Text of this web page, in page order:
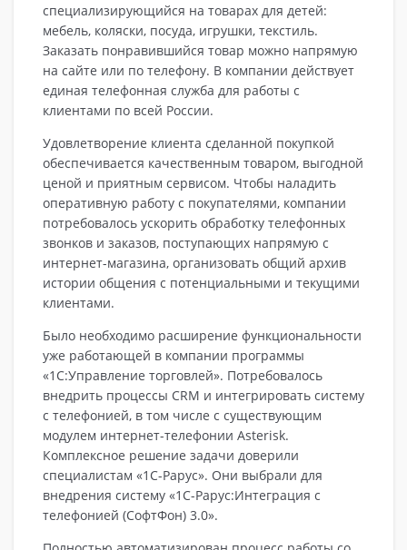
специализирующийся на товарах для детей:
мебель, коляски, посуда, игрушки, текстиль.
Заказать понравившийся товар можно напрямую
на сайте или по телефону. В компании действует
единая телефонная служба для работы с
клиентами по всей России.
Удовлетворение клиента сделанной покупкой
обеспечивается качественным товаром, выгодной
ценой и приятным сервисом. Чтобы наладить
оперативную работу с покупателями, компании
потребовалось ускорить обработку телефонных
звонков и заказов, поступающих напрямую с
интернет-магазина, организовать общий архив
истории общения с потенциальными и текущими
клиентами.
Было необходимо расширение функциональности
уже работающей в компании программы
«1С:Управление торговлей». Потребовалось
внедрить процессы CRM и интегрировать систему
с телефонией, в том числе с существующим
модулем интернет-телефонии Asterisk.
Комплексное решение задачи доверили
специалистам «1С-Рарус». Они выбрали для
внедрения систему «1С-Рарус:Интеграция с
телефонией (СофтФон) 3.0».